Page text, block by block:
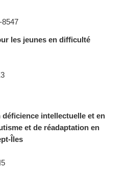
8547
les jeunes en difficulté
intellectuelle et en
et de réadaptation en
Îles